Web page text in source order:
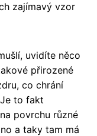
zajímavý vzor
uvidíte něco
přirozené
co chrání
to fakt
povrchu různé
a taky tam má